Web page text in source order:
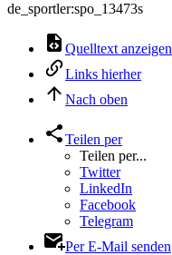
de_sportler:spo_13473s
Quelltext anzeigen
Links hierher
Nach oben
Teilen per
Teilen per...
Twitter
LinkedIn
Facebook
Telegram
Per E-Mail senden